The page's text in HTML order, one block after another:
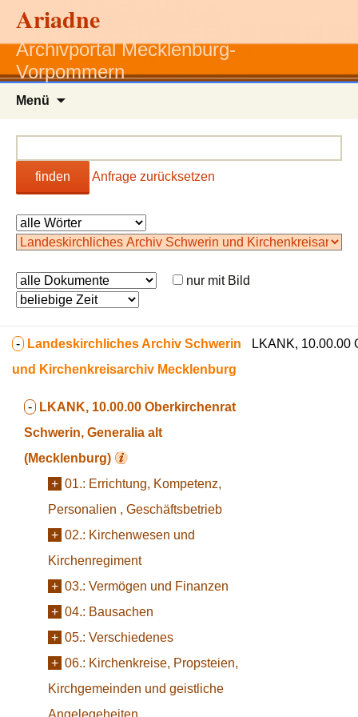
Ariadne
Archivportal Mecklenburg-
Vorpommern
Menü
finden Anfrage zurücksetzen
nur mit Bild
- Landeskirchliches Archiv Schwerin
und Kirchenkreisarchiv Mecklenburg
- LKANK, 10.00.00 Oberkirchenrat
Schwerin, Generalia alt
(Mecklenburg)
+ 01.: Errichtung, Kompetenz,
Personalien , Geschäftsbetrieb
+ 02.: Kirchenwesen und
Kirchenregiment
+ 03.: Vermögen und Finanzen
+ 04.: Bausachen
+ 05.: Verschiedenes
+ 06.: Kirchenkreise, Propsteien,
Kirchgemeinden und geistliche
Angelegeheiten
LKANK, 10.00.00